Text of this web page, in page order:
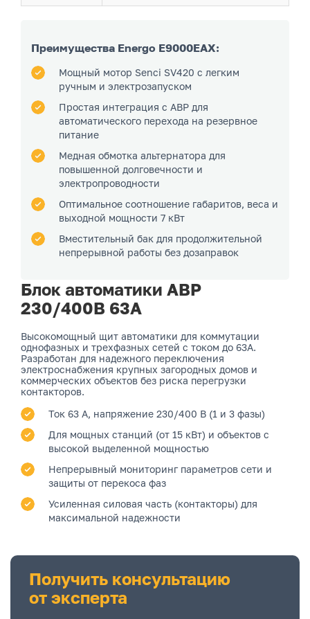
Преимущества Energo E9000EAX:
Мощный мотор Senci SV420 с легким
ручным и электрозапуском
Простая интеграция с АВР для
автоматического перехода на резервное
питание
Медная обмотка альтернатора для
повышенной долговечности и
электропроводности
Оптимальное соотношение габаритов, веса и
выходной мощности 7 кВт
Вместительный бак для продолжительной
непрерывной работы без дозаправок
Блок автоматики АВР
230/400В 63А
Высокомощный щит автоматики для коммутации
однофазных и трехфазных сетей с током до 63А.
Разработан для надежного переключения
электроснабжения крупных загородных домов и
коммерческих объектов без риска перегрузки
контакторов.
Ток 63 А, напряжение 230/400 В (1 и 3 фазы)
Для мощных станций (от 15 кВт) и объектов с
высокой выделенной мощностью
Непрерывный мониторинг параметров сети и
защиты от перекоса фаз
Усиленная силовая часть (контакторы) для
максимальной надежности
Получить консультацию
от эксперта